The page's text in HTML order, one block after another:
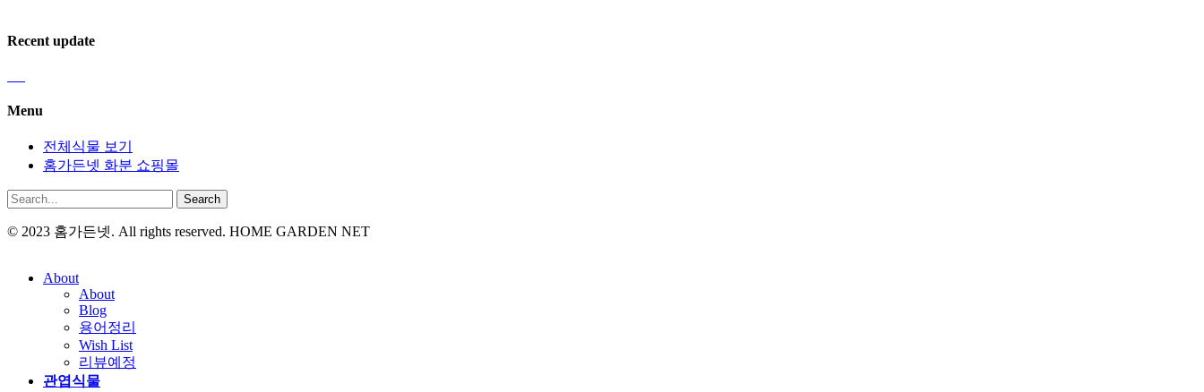
Recent update
Menu
전체식물 보기
홈가든넷 화분 쇼핑몰
Search
© 2023 홈가든넷. All rights reserved. HOME GARDEN NET
About
About
Blog
용어정리
Wish List
리뷰예정
관엽식물